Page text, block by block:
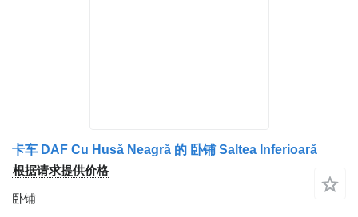
卡车 DAF Cu Husă Neagră 的 卧铺 Saltea Inferioară
根据请求提供价格
卧铺